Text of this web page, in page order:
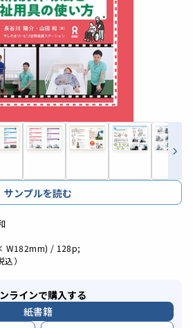
サンプルを読む
W182mm) / 128p;
込）
ラインで購入する
紙書籍